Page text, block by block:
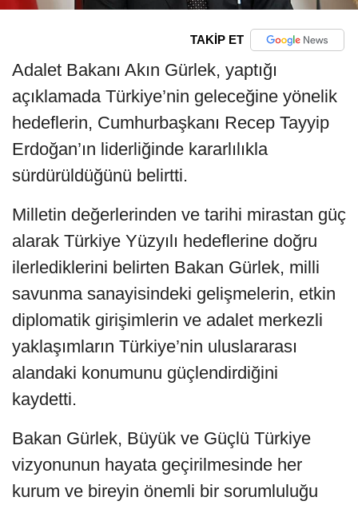
TAKİP ET
Adalet Bakanı Akın Gürlek, yaptığı
açıklamada Türkiye’nin geleceğine yönelik
hedeflerin, Cumhurbaşkanı Recep Tayyip
Erdoğan’ın liderliğinde kararlılıkla
sürdürüldüğünü belirtti.
Milletin değerlerinden ve tarihi mirastan güç
alarak Türkiye Yüzyılı hedeflerine doğru
ilerlediklerini belirten Bakan Gürlek, milli
savunma sanayisindeki gelişmelerin, etkin
diplomatik girişimlerin ve adalet merkezli
yaklaşımların Türkiye’nin uluslararası
alandaki konumunu güçlendirdiğini
kaydetti.
Bakan Gürlek, Büyük ve Güçlü Türkiye
vizyonunun hayata geçirilmesinde her
kurum ve bireyin önemli bir sorumluluğu